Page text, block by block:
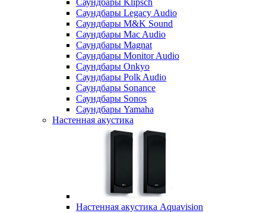
Саундбары Klipsch
Саундбары Legacy Audio
Саундбары M&K Sound
Саундбары Mac Audio
Саундбары Magnat
Саундбары Monitor Audio
Саундбары Onkyo
Саундбары Polk Audio
Саундбары Sonance
Саундбары Sonos
Саундбары Yamaha
Настенная акустика
Настенная акустика Aquavision